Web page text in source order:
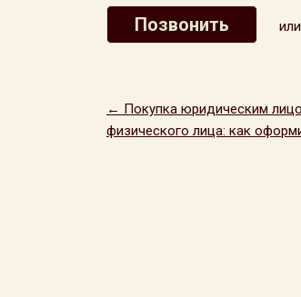
Позвонить или
← Покупка юридическим
физического лица: как